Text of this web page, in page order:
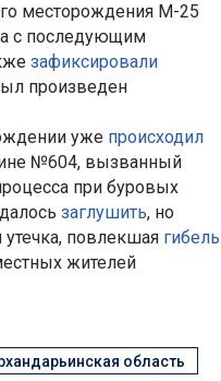
месторождения М-25
с последующим
зафиксировали
произведен
уже происходил
№604, вызванный
при буровых
заглушить, но
повлекшая гибель
жителей
область